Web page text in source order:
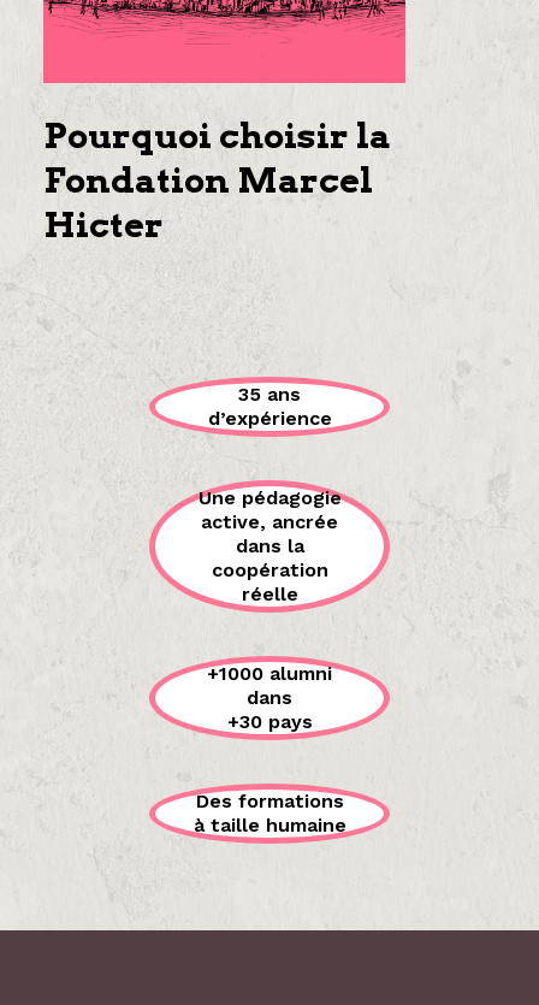
Pourquoi choisir la
Fondation Marcel
Hicter
35 ans
d’expérience
Une pédagogie
active, ancrée
dans la
coopération
réelle
+1000 alumni
dans
+30 pays
Des formations
à taille humaine